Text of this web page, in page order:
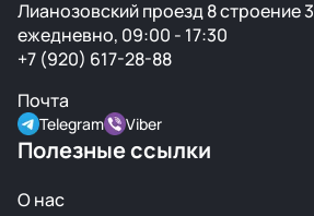
Лианозовский проезд 8 строение 3
ежедневно, 09:00 - 17:30
+7 (920) 617-28-88
Почта
Telegram Viber
Полезные ссылки
О нас